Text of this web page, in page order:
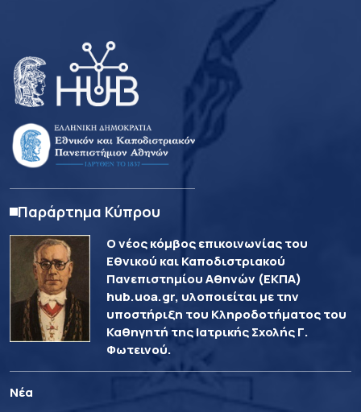
Παράρτημα Κύπρου
Ο νέος κόμβος επικοινωνίας του
Εθνικού και Καποδιστριακού
Πανεπιστημίου Αθηνών (ΕΚΠΑ)
hub.uoa.gr, υλοποιείται με την
υποστήριξη του Κληροδοτήματος του
Καθηγητή της Ιατρικής Σχολής Γ.
Φωτεινού.
Νέα